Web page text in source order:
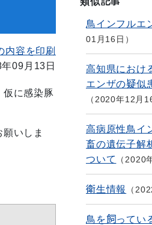
内容を印刷
09月13日
仮に感染豚
いしま
鳥インフルエ
01月16日
高知県におけ
エンザの疑似
2020年12月
高病原性鳥イ
畜の遺伝子解
ついて
2020
衛生情報
鳥を飼ってい